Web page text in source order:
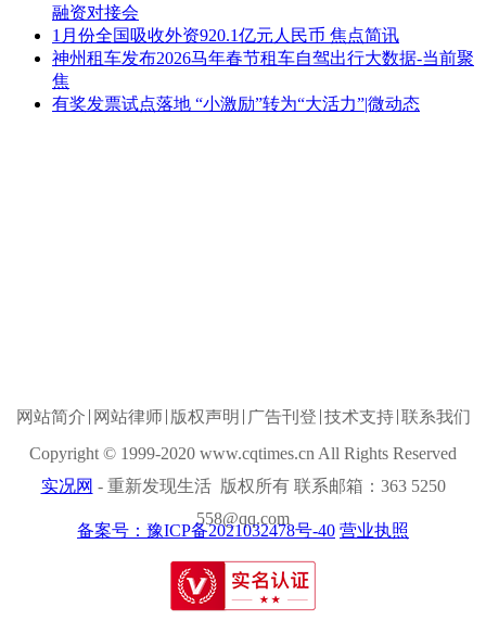
融资对接会
1月份全国吸收外资920.1亿元人民币 焦点简讯
神州租车发布2026马年春节租车自驾出行大数据-当前聚
焦
有奖发票试点落地 “小激励”转为“大活力”|微动态
网站简介 网站律师 版权声明 广告刊登 技术支持 联系我们
Copyright © 1999-2020 www.cqtimes.cn All Rights Reserved
实况网 - 重新发现生活 版权所有 联系邮箱：363 5250
558@qq.com
备案号：豫ICP备2021032478号-40 营业执照